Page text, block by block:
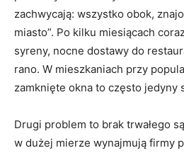
zachwycają: wszystko obok,
miasto”. Po kilku miesiącach
syreny, nocne dostawy do
rano. W mieszkaniach przy
zamknięte okna to często jedyny
Drugi problem to brak trwałego
w dużej mierze wynajmują firmy